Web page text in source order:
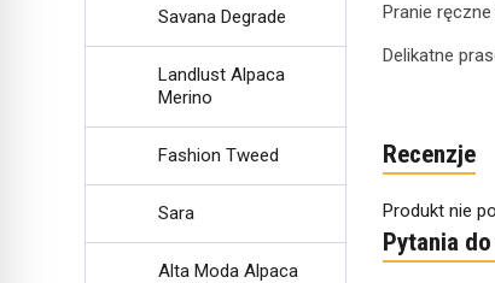
Pranie
Delikatne
Recenzje
Produkt nie
Pytania
Savana Degrade
Landlust Alpaca
Merino
Fashion Tweed
Sara
Alta Moda Alpaca